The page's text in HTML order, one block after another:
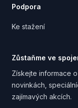
Podpora
Ke stažení
Zůstaňme ve
Získejte informace
novinkách,
zajímavých akcích.